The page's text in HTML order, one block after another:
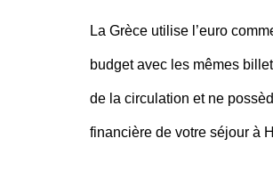
La Grèce utilise l’euro
budget avec les mêmes
de la circulation et ne
financière de votre séjour à